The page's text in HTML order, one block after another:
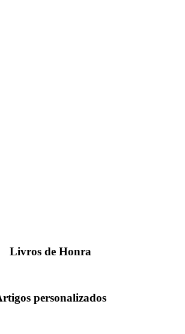
personalizados
Livros de Honra